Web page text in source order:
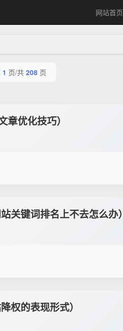
网站首页
1 页/共 208 页
优化技巧）
关键词排名上不去怎么办）
权的表现形式）